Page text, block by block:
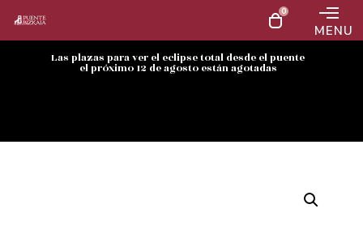
0
MENU
Las plazas para ver el eclipse total desde el puente
el próximo 12 de agosto están agotadas